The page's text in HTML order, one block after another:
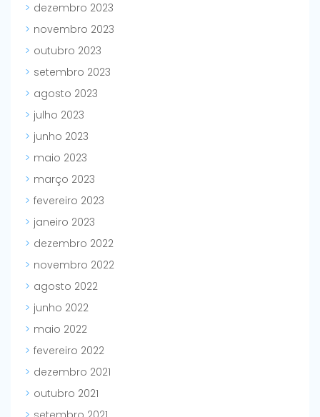
dezembro 2023
novembro 2023
outubro 2023
setembro 2023
agosto 2023
julho 2023
junho 2023
maio 2023
março 2023
fevereiro 2023
janeiro 2023
dezembro 2022
novembro 2022
agosto 2022
junho 2022
maio 2022
fevereiro 2022
dezembro 2021
outubro 2021